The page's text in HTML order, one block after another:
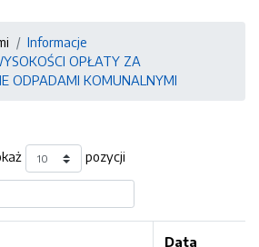
Informacje
OPŁATY ZA
ODPADAMI KOMUNALNYMI
pozycji
Data